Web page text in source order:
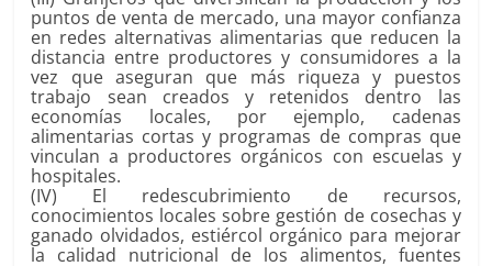
puntos de venta de mercado, una mayor confianza
en redes alternativas alimentarias que reducen la
distancia entre productores y consumidores a la
vez que aseguran que más riqueza y puestos
trabajo sean creados y retenidos dentro las
economías locales, por ejemplo, cadenas
alimentarias cortas y programas de compras que
vinculan a productores orgánicos con escuelas y
hospitales.
(IV) El redescubrimiento de recursos,
conocimientos locales sobre gestión de cosechas y
ganado olvidados, estiércol orgánico para mejorar
la calidad nutricional de los alimentos, fuentes